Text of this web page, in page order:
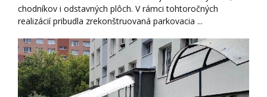
chodníkov i odstavných plôch. V rámci tohtoročných
realizácií pribudla zrekonštruovaná parkovacia ...